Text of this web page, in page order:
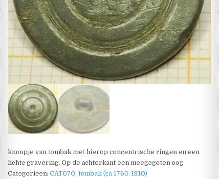
knoopje van tombak met hierop concentrische ringen en een
lichte gravering. Op de achterkant een meegegoten oog
Categorieën:CAT070,tombak (ca 1760-1810)